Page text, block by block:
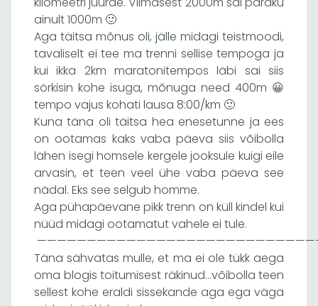
ainult 1000m 🙂
Aga täitsa mõnus oli, jälle midagi teistmoodi,
tavaliselt ei tee ma trenni sellise tempoga ja
kui ikka 2km maratonitempos läbi sai siis
sörkisin kohe isuga, mõnuga need 400m 😀
tempo vajus kohati lausa 8:00/km 🙂
Kuna täna oli täitsa hea enesetunne ja ees
on ootamas kaks vaba päeva siis võibolla
lähen isegi homsele kergele jooksule kuigi eile
arvasin, et teen veel ühe vaba päeva see
nädal. Eks see selgub homme.
Aga pühapäevane pikk trenn on küll kindel kui
nüüd midagi ootamatut vahele ei tule.
Täna sähvatas mulle, et ma ei ole tükk aega
oma blogis toitumisest räkinud…võibolla teen
sellest kohe eraldi sissekande aga ega väga